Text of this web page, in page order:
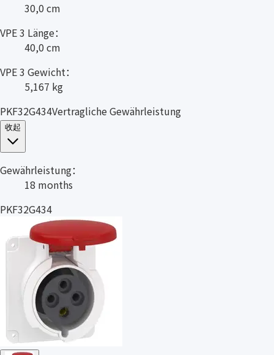
30,0 cm
VPE 3 Länge：
40,0 cm
VPE 3 Gewicht：
5,167 kg
PKF32G434Vertragliche Gewährleistung
收起
Gewährleistung：
18 months
PKF32G434